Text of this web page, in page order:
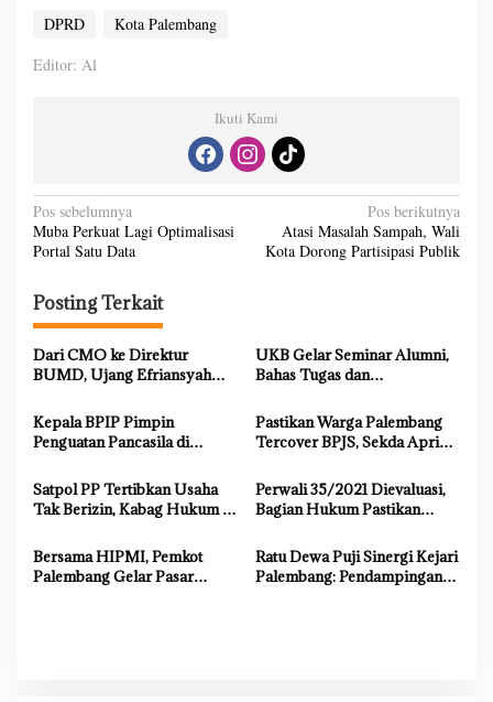
DPRD
Kota Palembang
Editor: Al
Ikuti Kami
N
a
i
g
a
i
o
s
Pos sebelumnya
Muba Perkuat Lagi Optimalisasi
Portal Satu Data
Pos berikutnya
Atasi Masalah Sampah, Wali
Kota Dorong Partisipasi Publik
Posting Terkait
Dari CMO ke Direktur
BUMD, Ujang Efriansyah
Integritas dalam Memimpin
UKB Gelar Seminar Alumni,
Bahas Tugas dan
Menyalurkan Aspirasi Rakyat
Kepala BPIP Pimpin
Penguatan Pancasila di
Pastikan Warga Palembang
Tercover BPJS, Sekda Aprizal
BPJS Kesehatan
Satpol PP Tertibkan Usaha
Tak Berizin, Kabag Hukum :
Prosedur
Perwali 35/2021 Dievaluasi,
Bagian Hukum Pastikan
Bersama HIPMI, Pemkot
Palembang Gelar Pasar
Ratu Dewa Puji Sinergi Kejari
Palembang: Pendampingan